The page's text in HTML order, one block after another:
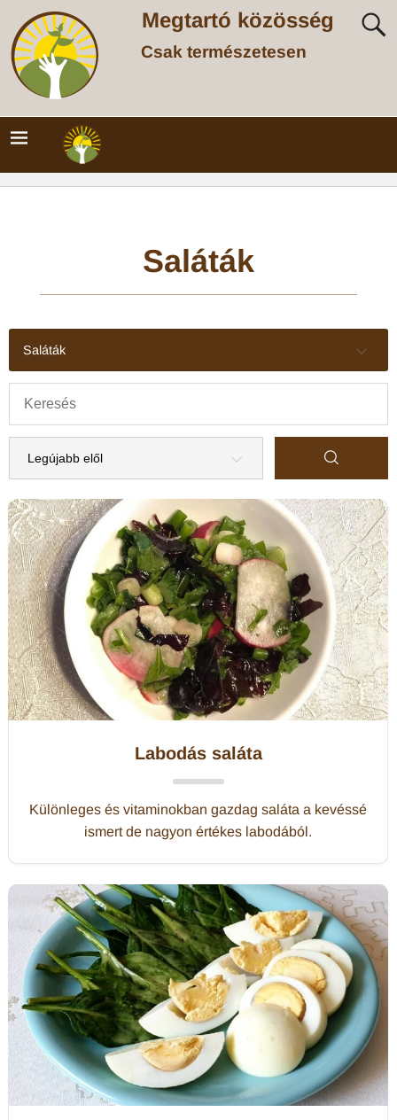
Megtartó közösség
Csak természetesen
Saláták
Saláták
Labodás saláta
Különleges és vitaminokban gazdag saláta a kevéssé
ismert de nagyon értékes labodából.